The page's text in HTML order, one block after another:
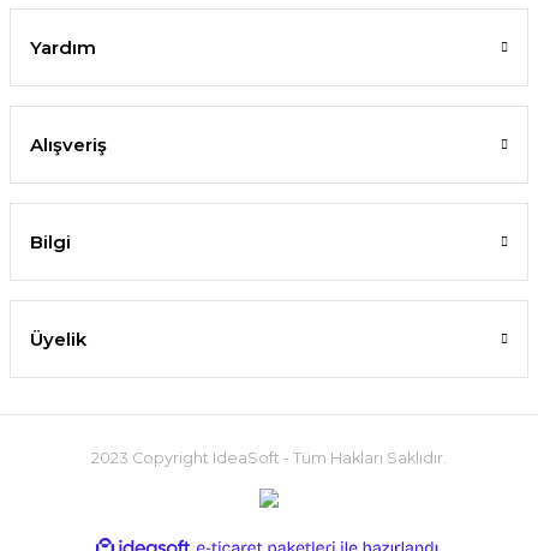
Yardım
Alışveriş
Bilgi
Üyelik
2023 Copyright IdeaSoft - Tüm Hakları Saklıdır.
ideasoft e-